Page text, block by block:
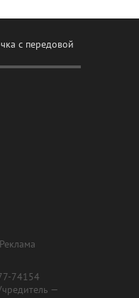
с передовой
74154
—